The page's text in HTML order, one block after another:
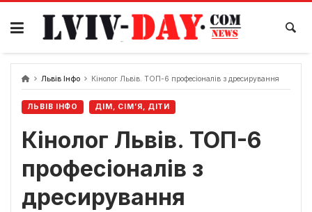
Skip
content
Львів Інфо Кінолог Львів. ТОП-6 професіоналів з дресирування
ЛЬВІВ ІНФО ДІМ, СІМ’Я, ДІТИ
Кінолог Львів. ТОП-6
професіоналів з
дресирування